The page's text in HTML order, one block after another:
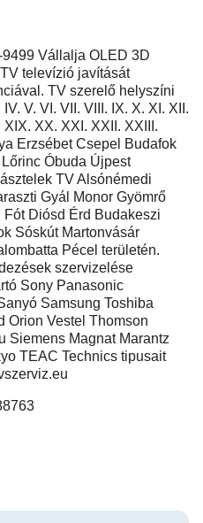
Vállalja OLED 3D
televízió javítását
TV szerelő helyszíni
V. VI. VII. VIII. IX. X. XI. XII.
XX. XXI. XXII. XXIII.
Erzsébet Csepel Budafok
Óbuda Újpest
TV Alsónémedi
Gyál Monor Gyömrő
Diósd Érd Budakeszi
Sóskút Martonvásár
Pécel területén.
szervizelése
Sony Panasonic
Samsung Toshiba
Orion Vestel Thomson
Siemens Magnat Marantz
TEAC Technics tipusait